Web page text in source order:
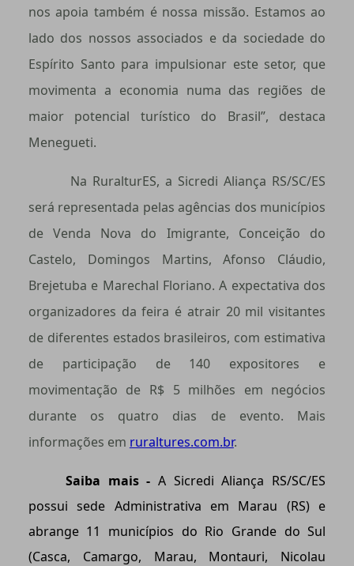
nos apoia também é nossa missão. Estamos ao
lado dos nossos associados e da sociedade do
Espírito Santo para impulsionar este setor, que
movimenta a economia numa das regiões de
maior potencial turístico do Brasil”, destaca
Menegueti.
Na RuralturES, a Sicredi Aliança RS/SC/ES
será representada pelas agências dos municípios
de Venda Nova do Imigrante, Conceição do
Castelo, Domingos Martins, Afonso Cláudio,
Brejetuba e Marechal Floriano. A expectativa dos
organizadores da feira é atrair 20 mil visitantes
de diferentes estados brasileiros, com estimativa
de participação de 140 expositores e
movimentação de R$ 5 milhões em negócios
durante os quatro dias de evento. Mais
informações em ruraltures.com.br.
Saiba mais - A Sicredi Aliança RS/SC/ES
possui sede Administrativa em Marau (RS) e
abrange 11 municípios do Rio Grande do Sul
(Casca, Camargo, Marau, Montauri, Nicolau